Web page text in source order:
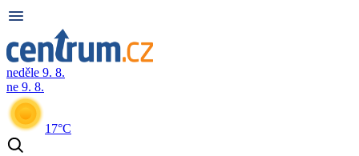
neděle 9. 8.
ne 9. 8.
17°C